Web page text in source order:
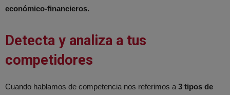
económico-financieros.
Detecta y analiza a tus
competidores
Cuando hablamos de competencia nos referimos a 3 tipos de